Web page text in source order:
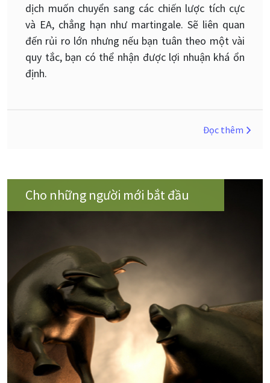
dịch muốn chuyển sang các chiến lược tích cực
và EA, chẳng hạn như martingale. Sẽ liên quan
đến rủi ro lớn nhưng nếu bạn tuân theo một vài
quy tắc, bạn có thể nhận được lợi nhuận khá ổn
định.
Đọc thêm
Cho những người mới bắt đầu